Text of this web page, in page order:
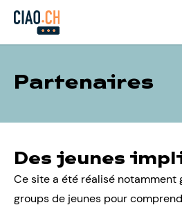
Partenaires
Des jeunes
Ce site a été réalisé notamment
groups de jeunes pour